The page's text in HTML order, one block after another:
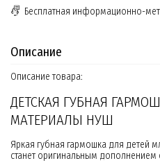
Бесплатная информационно-
Описание
Описание товара:
ДЕТСКАЯ ГУБНАЯ
МАТЕРИАЛЫ НУШ
Яркая губная гармошка для детей
станет оригинальным